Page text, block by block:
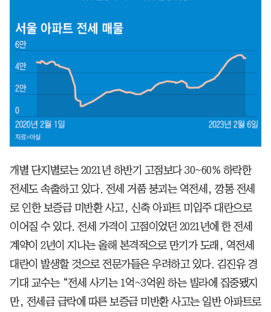
개별 단지별로는 2021년 하반기 고점보다 30~60% 하락한
전세도 속출하고 있다. 전세 거품 붕괴는 역전세, 깡통 전세
로 인한 보증금 미반환 사고, 신축 아파트 미입주 대란으로
이어질 수 있다. 전세 가격이 고점이었던 2021년에 한 전세
계약이 2년이 지나는 올해 본격적으로 만기가 도래, 역전세
대란이 발생할 것으로 전문가들은 우려하고 있다. 김진유 경
기대 교수는 “전세 사기는 1억~3억원 하는 빌라에 집중됐지
만, 전세금 급락에 따른 보증금 미반환 사고는 일반 아파트로